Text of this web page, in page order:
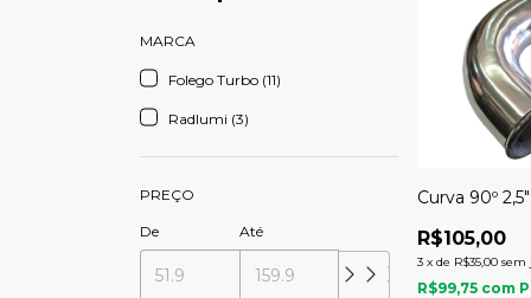
MARCA
Folego Turbo (11)
Radlumi (3)
PREÇO
De Até
Curva 90º
R$105,00
3 xde R$35,00 sem
R$99,75 com